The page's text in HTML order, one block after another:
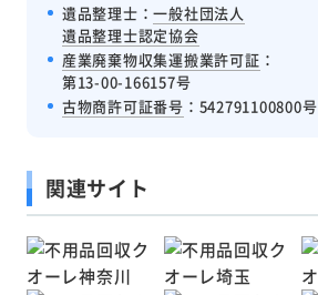
遺品整理士：一般社団法人
遺品整理士認定協会
産業廃棄物収集運搬業許可証 ：
第13-00-166157号
古物商許可証番号 ：542791100800号
関連サイト